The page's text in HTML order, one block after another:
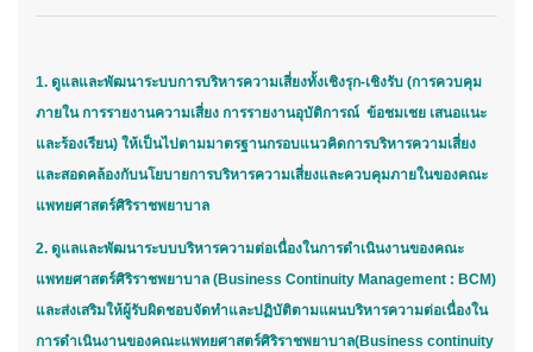
1. ดูแลและพัฒนาระบบการบริหารความเสี่ยงทั้งเชิงรุก-เชิงรับ (การควบคุม
ภายใน การรายงานความเสี่ยง การรายงานอุบัติการณ์ ข้อชมเชย เสนอแนะ
และร้องเรียน) ให้เป็นไปตามมาตรฐานกรอบแนวคิดการบริหารความเสี่ยง
และสอดคล้องกับนโยบายการบริหารความเสี่ยงและควบคุมภายในของคณะ
แพทยศาสตร์ศิริราชพยาบาล
2. ดูแลและพัฒนาระบบบริหารความต่อเนื่องในการดำเนินงานของคณะ
แพทยศาสตร์ศิริราชพยาบาล (Business Continuity Management : BCM)
และส่งเสริมให้ผู้รับผิดชอบจัดทำและปฏิบัติตามแผนบริหารความต่อเนื่องใน
การดำเนินงานของคณะแพทยศาสตร์ศิริราชพยาบาล(Business continuity